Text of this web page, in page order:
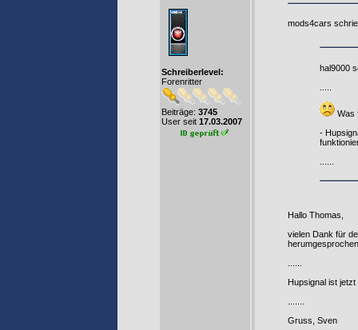
Schreiberlevel:
Forenritter
Beiträge: 3745
User seit 17.03.2007
mods4cars
hal9000
Was
-
Hallo Thomas,
vielen Dank für
Hupsignal ist
Gruss, Sven